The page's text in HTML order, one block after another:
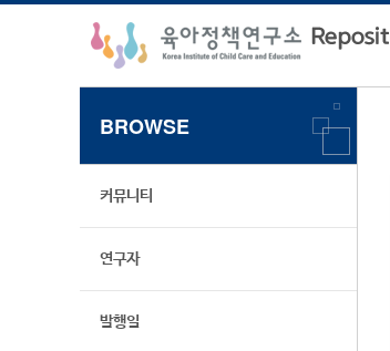
BROWSE
커뮤니티
연구자
발행일